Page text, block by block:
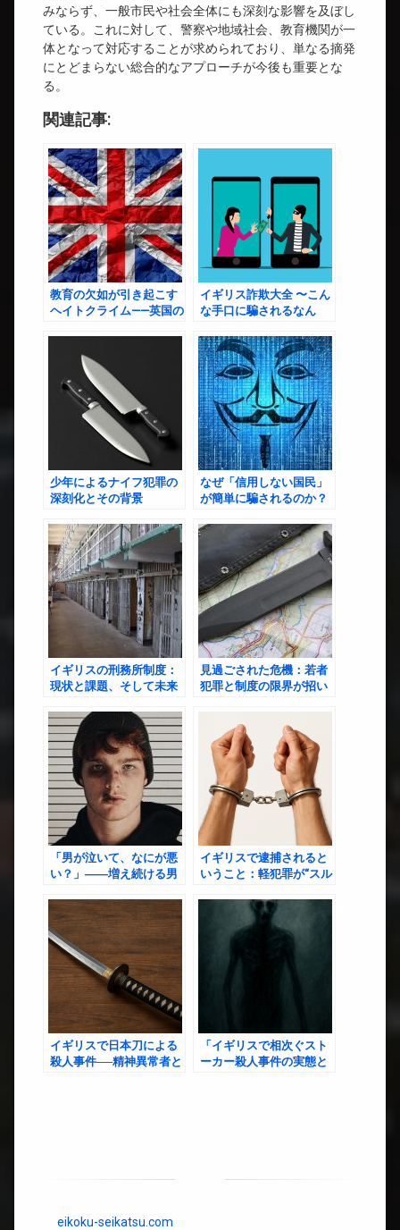
みならず、一般市民や社会全体にも深刻な影響を及ぼし
ている。これに対して、警察や地域社会、教育機関が一
体となって対応することが求められており、単なる摘発
にとどまらない総合的なアプローチが今後も重要とな
る。
関連記事:
教育の欠如が引き起こす
ヘイトクライム——英国の
イギリス詐欺大全 〜こん
な手口に騙されるなん
少年によるナイフ犯罪の
深刻化とその背景
なぜ「信用しない国民」
が簡単に騙されるのか？
スの実態とその意外な盲
イギリスの刑務所制度：
現状と課題、そして未来
見過ごされた危機：若者
犯罪と制度の限界が招い
「男が泣いて、なにが悪
い？」――増え続ける男
イギリスで逮捕されると
いうこと：軽犯罪が“スル
イギリスで日本刀による
殺人事件──精神異常者と
「イギリスで相次ぐスト
ーカー殺人事件の実態と
eikoku-seikatsu.com